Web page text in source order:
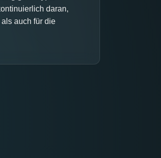
daran,
auch für die